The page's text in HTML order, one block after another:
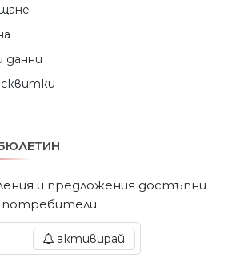
данни
и предложения достъпни
потребители.
активирай